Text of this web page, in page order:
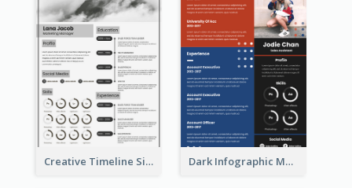
Creative Timeline Simple Resume Dark Infographic Marketing Assistant Resume